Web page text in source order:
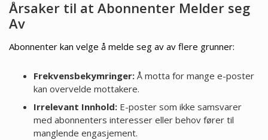
Årsaker til at Abonnenter Melder seg
Av
Abonnenter kan velge å melde seg av av flere grunner:
Frekvensbekymringer:Å motta for mange e-poster
kan overvelde mottakere.
Irrelevant Innhold:E-poster som ikke samsvarer
med abonnenters interesser eller behov fører til
manglende engasjement.